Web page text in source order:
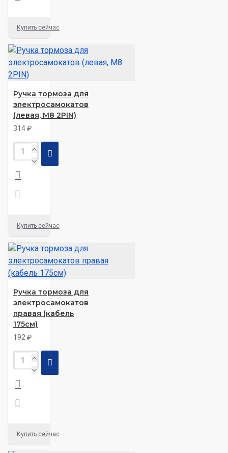
Купить сейчас
Ручка тормоза для
электросамокатов
(левая, M8 2PIN)
314 ₽
Купить сейчас
Ручка тормоза для
электросамокатов
правая (кабель
175см)
192 ₽
Купить сейчас